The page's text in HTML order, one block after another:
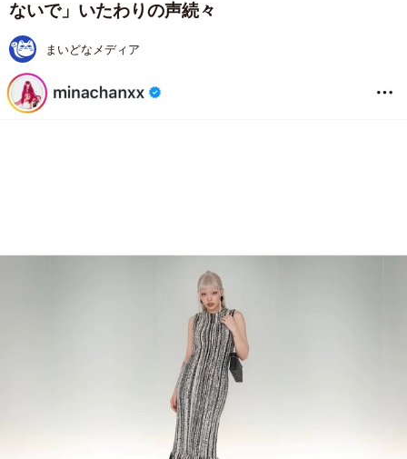
ないで」いたわりの声続々
まいどなメディア